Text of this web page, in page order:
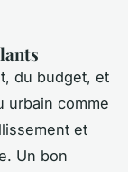
du budget, et
urbain comme
et
Un bon